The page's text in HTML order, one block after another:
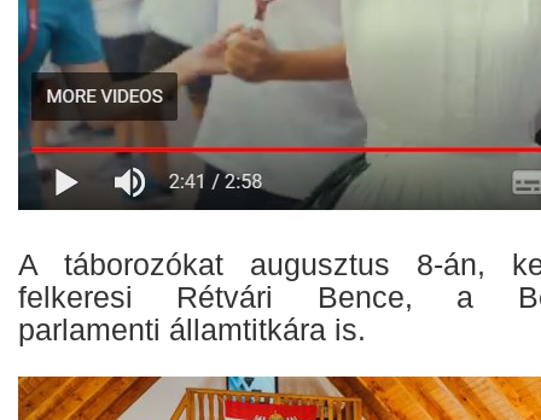
A táborozókat augusztus 8-án,
felkeresi Rétvári Bence, a
parlamenti államtitkára is.